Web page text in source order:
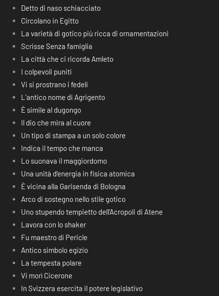
Detto di naso schiacciato
Circolano in Egitto
La varietà di gotico più ricca di ornamentazioni
Scrisse Senza famiglia
La città che ci ricorda Amleto
I colpevoli puniti
Vi si prostrano i fedeli
L’antico nome di Agrigento
È simile al dugongo
Il dio che mira al cuore
Un tipo di stampa a un solo colore
Indica il tempo che manca
Lo suonava il maggiordomo
Una unità d’energia in fisica atomica
È vicina alla Garisenda di Bologna
Arco di sostegno nello stile gotico
Uno stupendo tempietto dell’Acropoli di Atene
Lavora con lo shaker
Fu maestro di Pericle
Antico simbolo egizio
La tempesta polare
Vi morì Cicerone
In Svizzera esercita il potere legislativo